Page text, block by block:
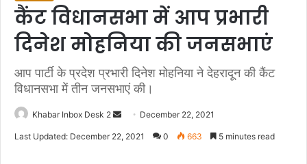
कैंट विधानसभा में आप प्रभारी
दिनेश मोहनिया की जनसभाएं
आप पार्टी के प्रदेश प्रभारी दिनेश मोहनिया ने देहरादून की कैंट
विधानसभा में तीन जनसभाएं की।
Khabar Inbox Desk 2
Send December 22, 2021
Last Updated: December 22, 2021 0 663 5 minutes read